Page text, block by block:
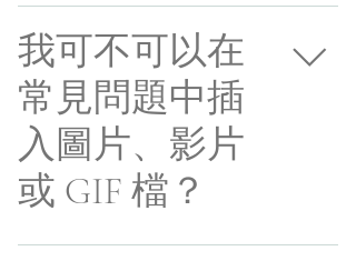
如需新增常見問題，請遵從以下步驟： 按一下
「管理常見問題」按鈕 在網站管理介面，按一
下「新增」並選取「問題與答案」選項 新問題
和答案會指派至類別中 儲存並發佈。 您隨時都
可以編輯常見問題，重新安排次序和選取其他
類別。
我可不可以在
常見問題中插
入圖片、影片
或 GIF 檔？
可以。如需新增媒體檔案，請遵從以下步驟：